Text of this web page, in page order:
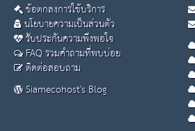
ข้อตกลงการใช้บริการ
นโยบายความเป็นส่วนตัว
รับประกันความพึงพอใจ
FAQ รวมคำถามที่พบบ่อย
ติดต่อสอบถาม
Siamecohost's Blog